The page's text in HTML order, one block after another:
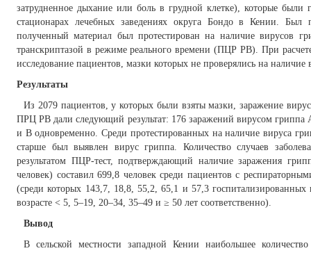
затрудненное дыхание или боль в грудной клетке), которые
стационарах лечебных заведениях округа Бондо в Кении. Был
полученный материал был протестирован на наличие вирусов
транскриптазой в режиме реального времени (ПЦР РВ). При
исследование пациентов, мазки которых не проверялись на наличие
Результаты
Из 2079 пациентов, у которых были взяты мазки, заражение
ПРЦ РВ дали следующий результат: 176 заражений вирусом
и B одновременно. Среди протестированных на наличие вируса
старше был выявлен вирус гриппа. Количество случаев
результатом ПЦР-тест, подтверждающий наличие заражения
человек) составил 699,8 человек среди пациентов с
(среди которых 143,7, 18,8, 55,2, 65,1 и 57,3
возрасте < 5, 5–19, 20–34, 35–49 и ≥ 50 лет соответственно).
Вывод
В сельской местности западной Кении наибольшее